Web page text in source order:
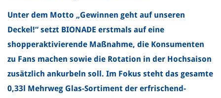
Unter dem Motto „Gewinnen geht auf unseren
Deckel!“ setzt BIONADE erstmals auf eine
shopperaktivierende Maßnahme, die Konsumenten
zu Fans machen sowie die Rotation in der Hochsaison
zusätzlich ankurbeln soll. Im Fokus steht das gesamte
0,33l Mehrweg Glas-Sortiment der erfrischend-